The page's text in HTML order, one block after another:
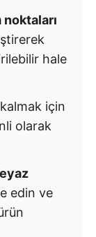
hale
için
olarak
edin ve